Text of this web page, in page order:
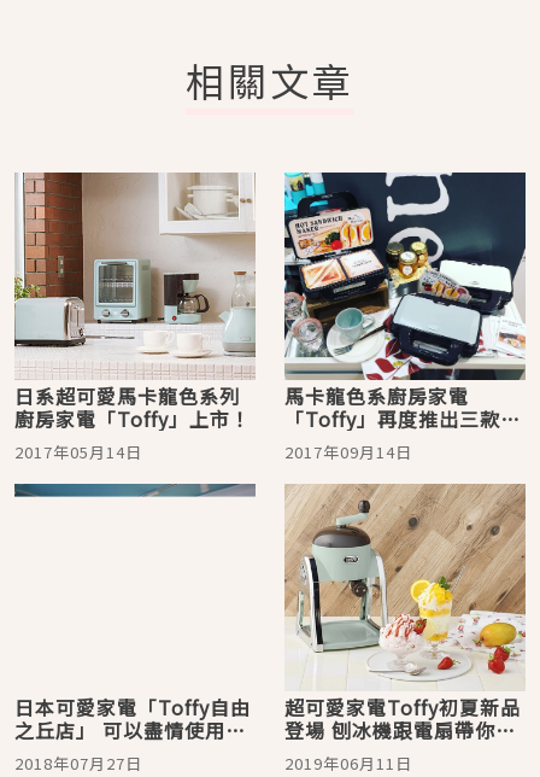
相關文章
日系超可愛馬卡龍色系列
廚房家電「Toffy」上市！
2017年05月14日
馬卡龍色系廚房家電
「Toffy」再度推出三款讓
人愛不釋手的新商品囉！
2017年09月14日
日本可愛家電「Toffy自由
之丘店」 可以盡情使用烤
麵包神器的咖啡廳
2018年07月27日
超可愛家電Toffy初夏新品
登場 刨冰機跟電扇帶你擊
退暑熱
2019年06月11日